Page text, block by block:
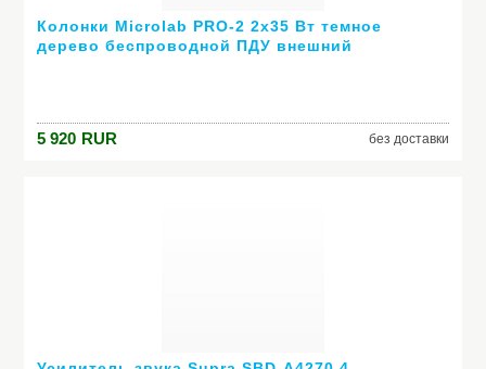
Колонки Microlab PRO-2 2х35 Вт темное
дерево беспроводной ПДУ внешний
5 920 RUR без доставки